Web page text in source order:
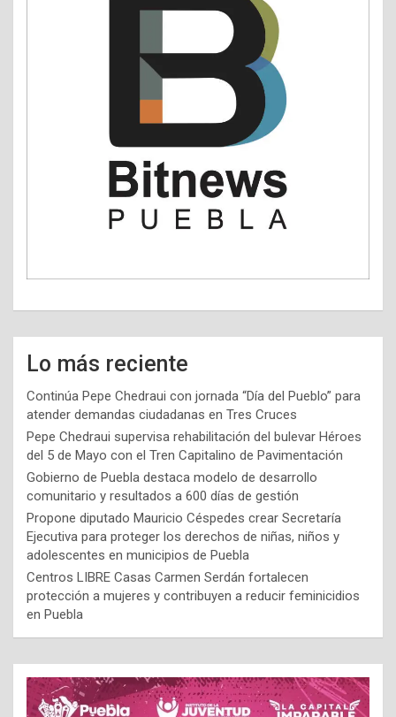
Lo más reciente
Continúa Pepe Chedraui con jornada “Día del Pueblo” para
atender demandas ciudadanas en Tres Cruces
Pepe Chedraui supervisa rehabilitación del bulevar Héroes
del 5 de Mayo con el Tren Capitalino de Pavimentación
Gobierno de Puebla destaca modelo de desarrollo
comunitario y resultados a 600 días de gestión
Propone diputado Mauricio Céspedes crear Secretaría
Ejecutiva para proteger los derechos de niñas, niños y
adolescentes en municipios de Puebla
Centros LIBRE Casas Carmen Serdán fortalecen
protección a mujeres y contribuyen a reducir feminicidios
en Puebla